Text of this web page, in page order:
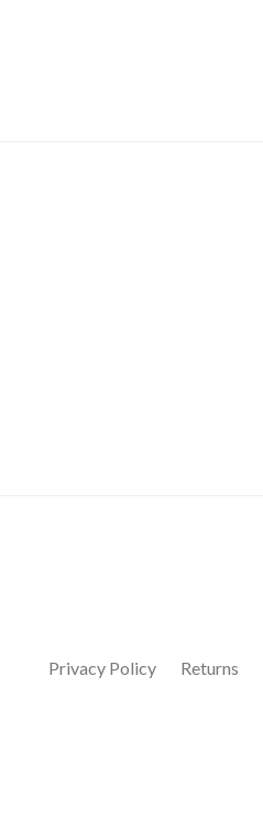
Privacy Policy Returns